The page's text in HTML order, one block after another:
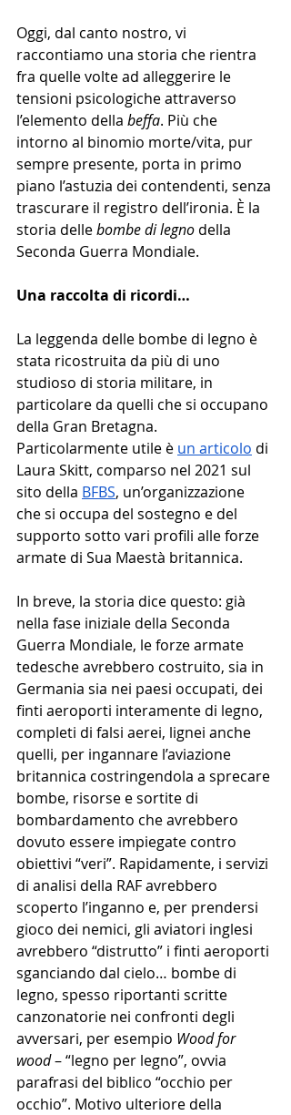
Oggi, dal canto nostro, vi
raccontiamo una storia che rientra
fra quelle volte ad alleggerire le
tensioni psicologiche attraverso
l’elemento della beffa. Più che
intorno al binomio morte/vita, pur
sempre presente, porta in primo
piano l’astuzia dei contendenti, senza
trascurare il registro dell’ironia. È la
storia delle bombe di legno della
Seconda Guerra Mondiale.
Una raccolta di ricordi…
La leggenda delle bombe di legno è
stata ricostruita da più di uno
studioso di storia militare, in
particolare da quelli che si occupano
della Gran Bretagna.
Particolarmente utile è un articolo di
Laura Skitt, comparso nel 2021 sul
sito della BFBS, un’organizzazione
che si occupa del sostegno e del
supporto sotto vari profili alle forze
armate di Sua Maestà britannica.
In breve, la storia dice questo: già
nella fase iniziale della Seconda
Guerra Mondiale, le forze armate
tedesche avrebbero costruito, sia in
Germania sia nei paesi occupati, dei
finti aeroporti interamente di legno,
completi di falsi aerei, lignei anche
quelli, per ingannare l’aviazione
britannica costringendola a sprecare
bombe, risorse e sortite di
bombardamento che avrebbero
dovuto essere impiegate contro
obiettivi “veri”. Rapidamente, i servizi
di analisi della RAF avrebbero
scoperto l’inganno e, per prendersi
gioco dei nemici, gli aviatori inglesi
avrebbero “distrutto” i finti aeroporti
sganciando dal cielo… bombe di
legno, spesso riportanti scritte
canzonatorie nei confronti degli
avversari, per esempio Wood for
wood – “legno per legno”, ovvia
parafrasi del biblico “occhio per
occhio”. Motivo ulteriore della